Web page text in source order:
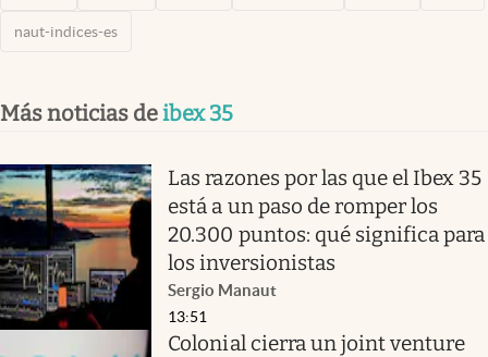
naut-indices-es
Más noticias deibex 35
Las razones por las que el Ibex 35
está a un paso de romper los
20.300 puntos: qué significa para
los inversionistas
Sergio Manaut
13:51
Colonial cierra un joint venture